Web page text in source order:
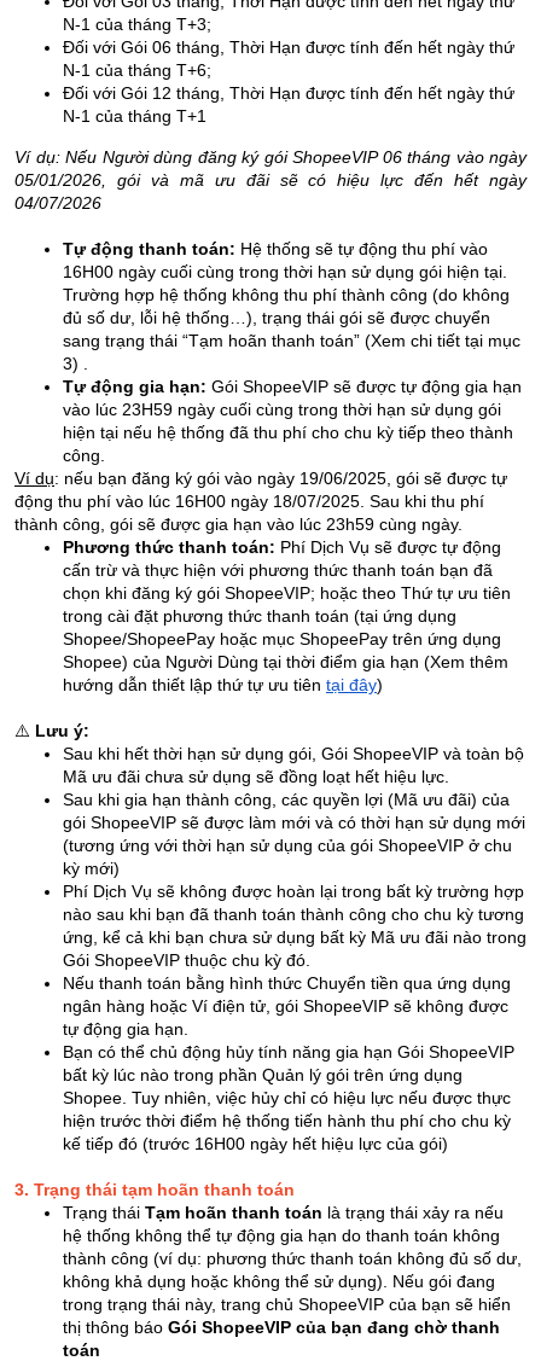
N-1 của tháng T+3;
Đối với Gói 06 tháng, Thời Hạn được tính đến hết ngày thứ
N-1 của tháng T+6;
Đối với Gói 12 tháng, Thời Hạn được tính đến hết ngày thứ
N-1 của tháng T+1
Ví dụ: Nếu Người dùng đăng ký gói ShopeeVIP 06 tháng vào ngày
05/01/2026, gói và mã ưu đãi sẽ có hiệu lực đến hết ngày
04/07/2026
Tự động thanh toán: Hệ thống sẽ tự động thu phí vào
16H00 ngày cuối cùng trong thời hạn sử dụng gói hiện tại.
Trường hợp hệ thống không thu phí thành công (do không
đủ số dư, lỗi hệ thống…), trạng thái gói sẽ được chuyển
sang trạng thái “Tạm hoãn thanh toán” (Xem chi tiết tại mục
3) .
Tự động gia hạn: Gói ShopeeVIP sẽ được tự động gia hạn
vào lúc 23H59 ngày cuối cùng trong thời hạn sử dụng gói
hiện tại nếu hệ thống đã thu phí cho chu kỳ tiếp theo thành
công.
Ví dụ: nếu bạn đăng ký gói vào ngày 19/06/2025, gói sẽ được tự
động thu phí vào lúc 16H00 ngày 18/07/2025. Sau khi thu phí
thành công, gói sẽ được gia hạn vào lúc 23h59 cùng ngày.
Phương thức thanh toán: Phí Dịch Vụ sẽ được tự động
cấn trừ và thực hiện với phương thức thanh toán bạn đã
chọn khi đăng ký gói ShopeeVIP; hoặc theo Thứ tự ưu tiên
trong cài đặt phương thức thanh toán (tại ứng dụng
Shopee/ShopeePay hoặc mục ShopeePay trên ứng dụng
Shopee) của Người Dùng tại thời điểm gia hạn (Xem thêm
hướng dẫn thiết lập thứ tự ưu tiên tại đây)
⚠️ Lưu ý:
Sau khi hết thời hạn sử dụng gói, Gói ShopeeVIP và toàn bộ
Mã ưu đãi chưa sử dụng sẽ đồng loạt hết hiệu lực.
Sau khi gia hạn thành công, các quyền lợi (Mã ưu đãi) của
gói ShopeeVIP sẽ được làm mới và có thời hạn sử dụng mới
(tương ứng với thời hạn sử dụng của gói ShopeeVIP ở chu
kỳ mới)
Phí Dịch Vụ sẽ không được hoàn lại trong bất kỳ trường hợp
nào sau khi bạn đã thanh toán thành công cho chu kỳ tương
ứng, kể cả khi bạn chưa sử dụng bất kỳ Mã ưu đãi nào trong
Gói ShopeeVIP thuộc chu kỳ đó.
Nếu thanh toán bằng hình thức Chuyển tiền qua ứng dụng
ngân hàng hoặc Ví điện tử, gói ShopeeVIP sẽ không được
tự động gia hạn.
Bạn có thể chủ động hủy tính năng gia hạn Gói ShopeeVIP
bất kỳ lúc nào trong phần Quản lý gói trên ứng dụng
Shopee. Tuy nhiên, việc hủy chỉ có hiệu lực nếu được thực
hiện trước thời điểm hệ thống tiến hành thu phí cho chu kỳ
kế tiếp đó (trước 16H00 ngày hết hiệu lực của gói)
3. Trạng thái tạm hoãn thanh toán
Trạng thái Tạm hoãn thanh toán là trạng thái xảy ra nếu
hệ thống không thể tự động gia hạn do thanh toán không
thành công (ví dụ: phương thức thanh toán không đủ số dư,
không khả dụng hoặc không thể sử dụng). Nếu gói đang
trong trạng thái này, trang chủ ShopeeVIP của bạn sẽ hiển
thị thông báo Gói ShopeeVIP của bạn đang chờ thanh
toán